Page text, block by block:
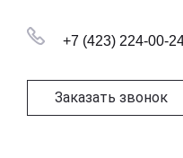
+7 (423) 224-00-
Заказать звонок